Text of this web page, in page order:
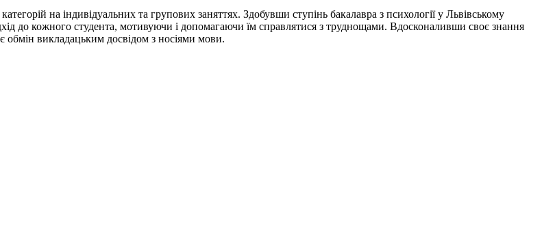
на індивідуальних та групових заняттях. Здобувши ступінь бакалавра з психології у Львівському
до кожного студента, мотивуючи і допомагаючи їм справлятися з труднощами. Вдосконаливши своє знання
обмін викладацьким досвідом з носіями мови.